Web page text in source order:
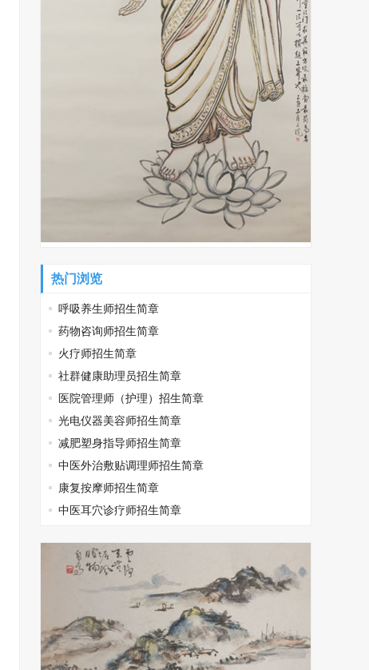
热门浏览
呼吸养生师招生简章
药物咨询师招生简章
火疗师招生简章
社群健康助理员招生简章
医院管理师（护理）招生简章
光电仪器美容师招生简章
减肥塑身指导师招生简章
中医外治敷贴调理师招生简章
康复按摩师招生简章
中医耳穴诊疗师招生简章